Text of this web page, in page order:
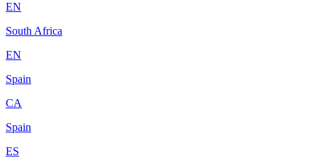
EN
South Africa
EN
Spain
CA
Spain
ES